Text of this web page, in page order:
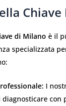
di Milano è il
specializzata
I
diagnosticare con